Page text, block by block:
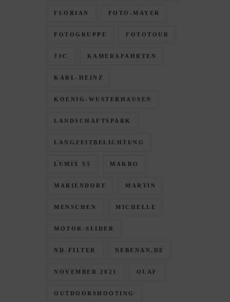
FLORIAN FOTO-MAYER
FOTOGRUPPE FOTOTOUR
JJC KAMERAFAHRTEN
KARL-HEINZ
KOENIG-WUSTERHAUSEN
LANDSCHAFTSPARK
LANGZEITBELICHTUNG
LUMIX S5 MAKRO
MARIENDORF MARTIN
MENSCHEN MICHELLE
MOTOR-SLIDER
ND-FILTER NEBENAN.DE
NOVEMBER 2021 OLAF
OUTDOORSHOOTING